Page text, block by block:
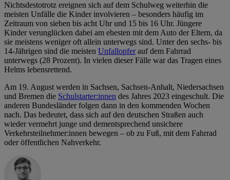
Nichtsdestotrotz ereignen sich auf dem Schulweg weiterhin die
meisten Unfälle die Kinder involvieren – besonders häufig im
Zeitraum von sieben bis acht Uhr und 15 bis 16 Uhr. Jüngere
Kinder verunglücken dabei am ehesten mit dem Auto der Eltern, da
sie meistens weniger oft allein unterwegs sind. Unter den sechs- bis
14-Jährigen sind die meisten Unfallopferauf dem Fahrrad
unterwegs (28 Prozent). In vielen dieser Fälle war das Tragen eines
Helms lebensrettend.
Am 19. August werden in Sachsen, Sachsen-Anhalt, Niedersachsen
und Bremen die Schulstarter:innen des Jahres 2023 eingeschult. Die
anderen Bundesländer folgen dann in den kommenden Wochen
nach. Das bedeutet, dass sich auf den deutschen Straßen auch
wieder vermehrt junge und dementsprechend unsichere
Verkehrsteilnehmer:innen bewegen – ob zu Fuß, mit dem Fahrrad
oder öffentlichen Nahverkehr.